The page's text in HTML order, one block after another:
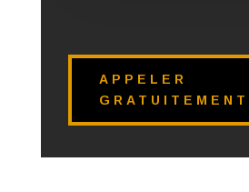
APPELER
GRATUITEMENT